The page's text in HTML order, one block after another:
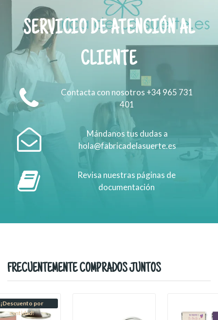
SERVICIO DE ATENCIÓN AL
CLIENTE
Contacta con nosotros +34 965 731
401
Mándanos tus dudas a
hola@fabricadelasuerte.es
Revisa nuestras páginas de
documentación
FRECUENTEMENTE COMPRADOS JUNTOS
¡Descuento por
cantidad!